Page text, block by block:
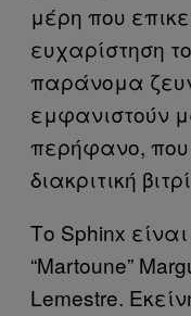
μέρη που
ευχαρίστηση
παράνομα
εμφανιστούν
περήφανο,
διακριτική
Το Sphinx
“Martoune”
Lemestre.